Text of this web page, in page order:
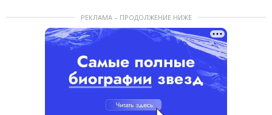
РЕКЛАМА – ПРОДОЛЖЕНИЕ НИЖЕ